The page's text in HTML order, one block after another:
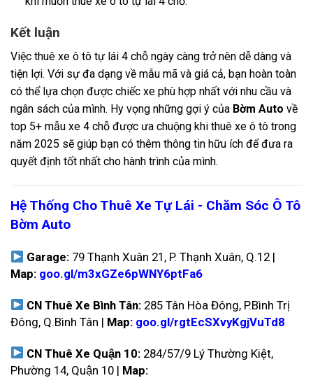
Kết luận
Việc thuê xe ô tô tự lái 4 chỗ ngày càng trở nên dễ dàng và
tiện lợi. Với sự đa dạng về mẫu mã và giá cả, bạn hoàn toàn
có thể lựa chọn được chiếc xe phù hợp nhất với nhu cầu và
ngân sách của mình. Hy vọng những gợi ý của Bờm Auto về
top 5+ mẫu xe 4 chỗ được ưa chuộng khi thuê xe ô tô trong
năm 2025 sẽ giúp bạn có thêm thông tin hữu ích để đưa ra
quyết định tốt nhất cho hành trình của mình.
Hệ Thống Cho Thuê Xe Tự Lái - Chăm Sóc Ô Tô
Bờm Auto
Garage: 79 Thạnh Xuân 21, P. Thạnh Xuân, Q.12 |
Map: goo.gl/m3xGZe6pWNY6ptFa6
CN Thuê Xe Bình Tân: 285 Tân Hòa Đông, P.Bình Trị
Đông, Q.Bình Tân | Map: goo.gl/rgtEcSXvyKgjVuTd8
CN Thuê Xe Quận 10: 284/57/9 Lý Thường Kiệt,
Phường 14, Quận 10 | Map: